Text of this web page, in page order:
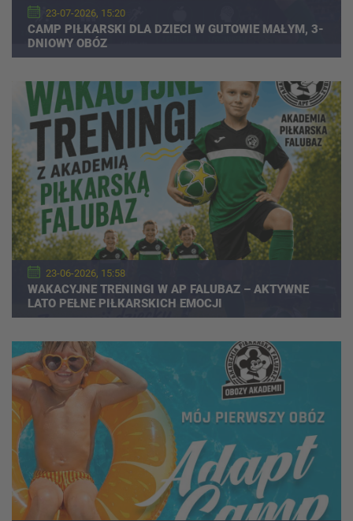
23-07-2026, 15:20
CAMP PIŁKARSKI DLA DZIECI W GUTOWIE MAŁYM, 3-
DNIOWY OBÓZ
23-06-2026, 15:58
WAKACYJNE TRENINGI W AP FALUBAZ – AKTYWNE
LATO PEŁNE PIŁKARSKICH EMOCJI